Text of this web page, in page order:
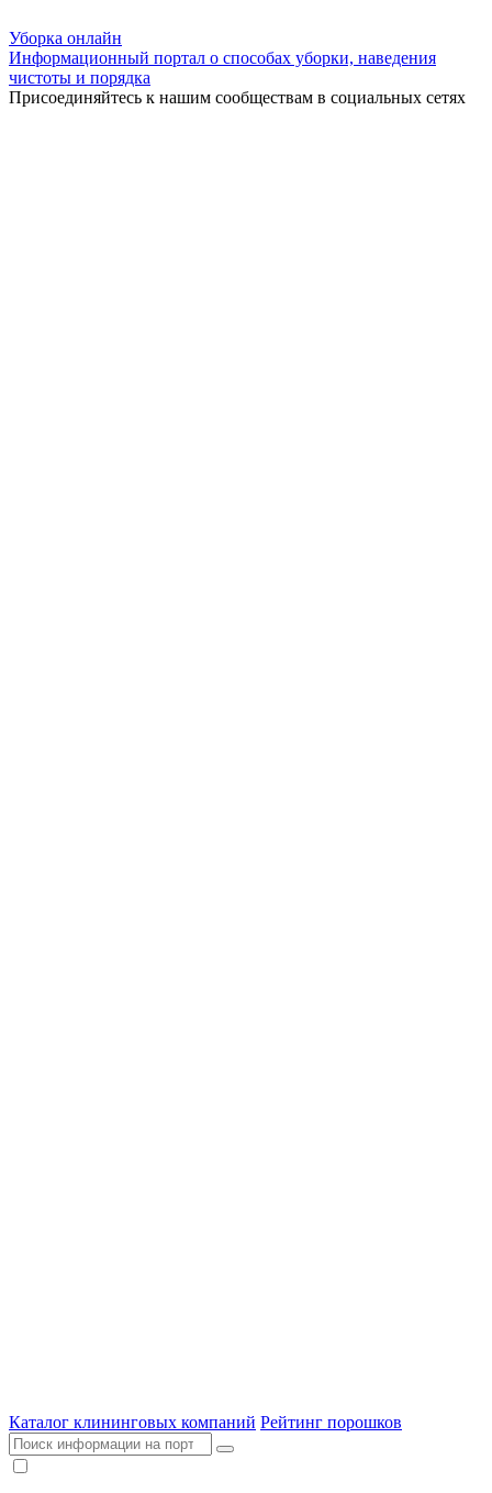
Уборка онлайн
Информационный портал о способах уборки, наведения
чистоты и порядка
Присоединяйтесь к нашим сообществам в социальных сетях
Каталог клининговых компаний Рейтинг порошков